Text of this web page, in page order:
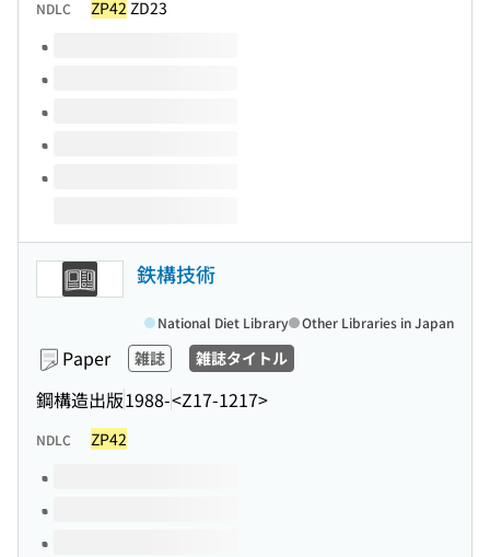
NDLC ZP42 ZD23
Volumes of this title
鉄構技術
Paper 雑誌 雑誌タイトル
鋼構造出版1988-<Z17-1217>
National Diet Library Other Libraries in Japan
NDLC ZP42
Volumes of this title